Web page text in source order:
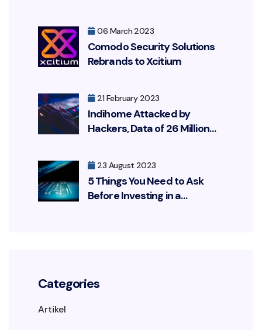
Bank Account
06 March 2023
Comodo Security Solutions
Rebrands to Xcitium
21 February 2023
Indihome Attacked by
Hackers, Data of 26 Million
23 August 2023
5 Things You Need to Ask
Before Investing in a
Categories
Artikel